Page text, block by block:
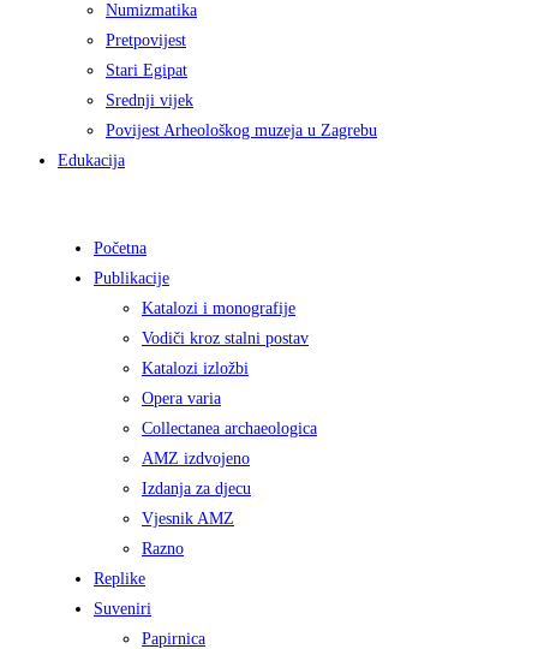
Numizmatika
Pretpovijest
Stari Egipat
Srednji vijek
Povijest Arheološkog muzeja u Zagrebu
Edukacija
Početna
Publikacije
Katalozi i monografije
Vodiči kroz stalni postav
Katalozi izložbi
Opera varia
Collectanea archaeologica
AMZ izdvojeno
Izdanja za djecu
Vjesnik AMZ
Razno
Replike
Suveniri
Papirnica